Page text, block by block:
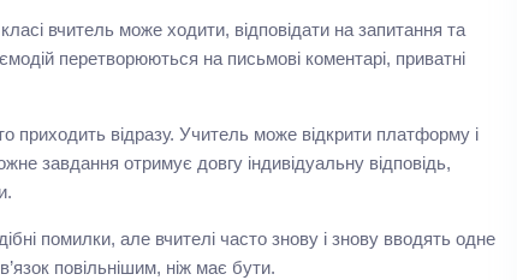
вчитель може ходити, відповідати на запитання та
перетворюються на письмові коментарі, приватні
приходить відразу. Учитель може відкрити платформу і
завдання отримує довгу індивідуальну відповідь,
помилки, але вчителі часто знову і знову вводять одне
повільнішим, ніж має бути.